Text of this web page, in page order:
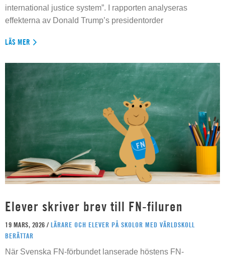
international justice system”. I rapporten analyseras
effekterna av Donald Trump’s presidentorder
LÄS MER
Elever skriver brev till FN-filuren
19 MARS, 2026 / LÄRARE OCH ELEVER PÅ SKOLOR MED VÄRLDSKOLL
BERÄTTAR
När Svenska FN-förbundet lanserade höstens FN-